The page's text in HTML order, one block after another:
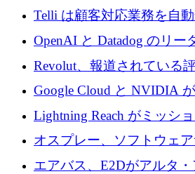
1,200 万ユーロを調達
Telli は顧客対応業務を自
1,500 万ドルのシードを確
OpenAI と Datadog のリー
ートアップ Arrakis を支援
Revolut、報道されている
の新たな二次株式売却を確
Google Cloud と NVIDIA
された AI の野望を推進
Lightning Reach がミッシ
グループとしてポートフ
に買収
オスプレー、ソフトウェ
攻撃を阻止するために265
エアバス、E2Dがアルタ